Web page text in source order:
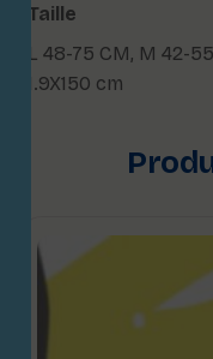
Taille
L 48-75 CM, M 42-
1.9X150 cm